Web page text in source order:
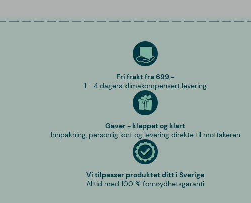
Fri frakt fra 699,-
1 - 4 dagers klimakompensert levering
Gaver - klappet og klart
Innpakning, personlig kort og levering direkte til mottakeren
Vi tilpasser produktet ditt i Sverige
Alltid med 100 % fornøydhetsgaranti